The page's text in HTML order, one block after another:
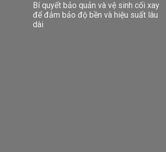
Bí quyết bảo quản và vệ sinh cối xay
để đảm bảo độ bền và hiệu suất lâu
dài